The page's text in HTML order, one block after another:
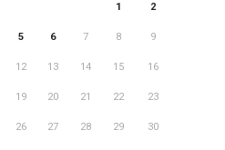
1 2
5 6 7 8 9
12 13 14 15 16
19 20 21 22 23
26 27 28 29 30